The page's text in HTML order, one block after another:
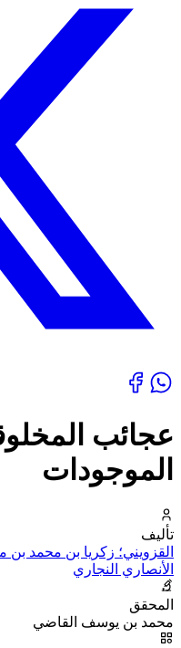
عجائب
الموجودات
تأليف
القزويني؛ زكريا بن محمد
الأنصاري النجاري
المحقق
محمد بن يوسف القاضي